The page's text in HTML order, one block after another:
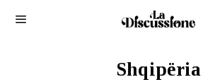
Shqipëria